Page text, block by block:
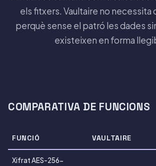
els fitxers. Vaultaire no necessita
perquè sense el patró les dades
existeixen en forma
COMPARATIVA DE FUNCIONS
FUNCIÓ VAULTAIRE
Xifrat AES-256-